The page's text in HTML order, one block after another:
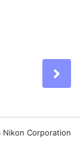
Nikon Corporation